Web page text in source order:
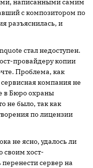
написанными самим
с композитором по
разъяснилась, и
стал недоступен.
провайдеру копии
Проблема, как
компания не
в Бюро охраны
не было, так как
по лицензии
не ясно, удалось ли
своим хост-
сервер на